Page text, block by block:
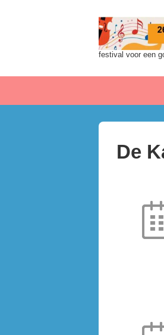
festival voor een
De